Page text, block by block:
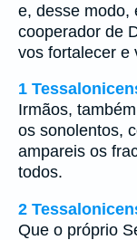
e, desse modo,
cooperador de
vos fortalecer e
1
Irmãos,
os sonolentos,
ampareis os
todos.
2
Que o próprio